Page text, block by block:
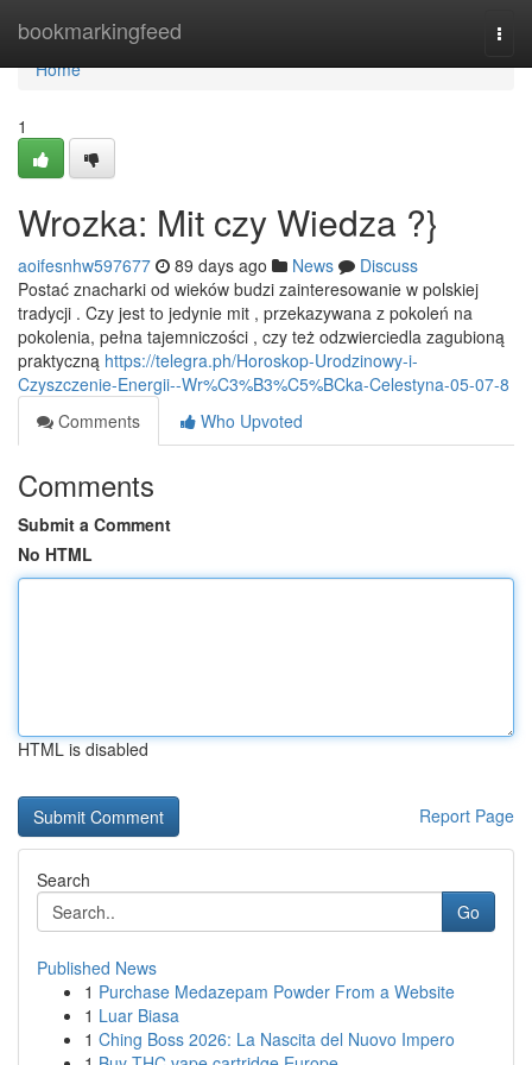
bookmarkingfeed
Home
Home
1
Wrozka: Mit czy Wiedza ?}
aoifesnhw597677 89 days ago News
Discuss
Postać znacharki od wieków budzi zainteresowanie w polskiej
tradycji . Czy jest to jedynie mit , przekazywana z pokoleń na
pokolenia, pełna tajemniczości , czy też odzwierciedla zagubioną
praktyczną https://telegra.ph/Horoskop-Urodzinowy-i-
Czyszczenie-Energii--Wr%C3%B3%C5%BCka-Celestyna-05-07-8
Comments
Who Upvoted
Comments
Submit a Comment
No HTML
HTML is disabled
Report Page
Search
Go
Published News
1 Purchase Medazepam Powder From a Website
1 Luar Biasa
1 Ching Boss 2026: La Nascita del Nuovo Impero